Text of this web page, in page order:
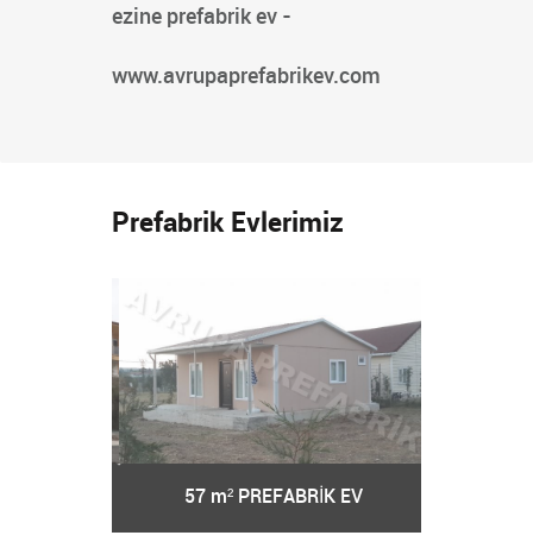
ezine prefabrik ev -
www.avrupaprefabrikev.com
Prefabrik Evlerimiz
57 m² PREFABRİK EV